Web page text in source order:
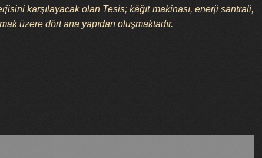
karşılayacak olan Tesis; kâğıt makinası, enerji santrali,
üzere dört ana yapıdan oluşmaktadır.